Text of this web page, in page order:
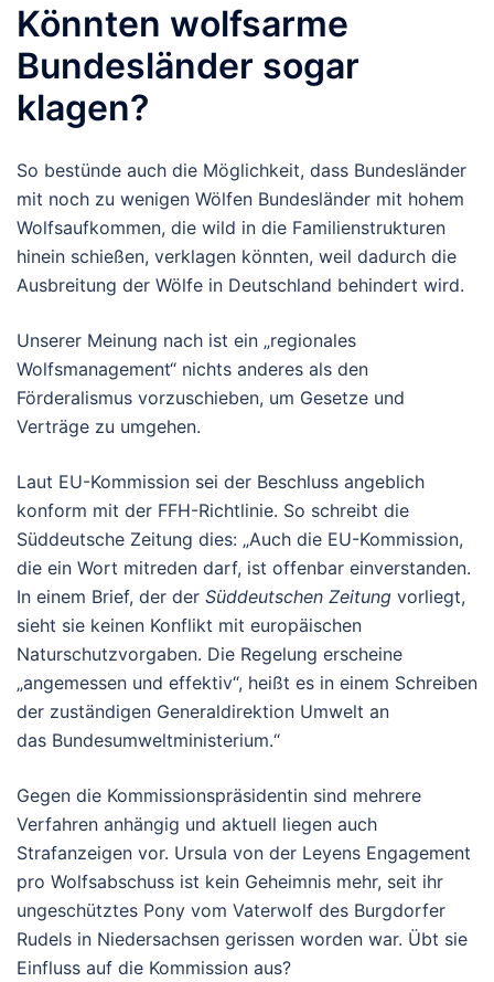
Könnten wolfsarme
Bundesländer sogar
klagen?
So bestünde auch die Möglichkeit, dass Bundesländer
mit noch zu wenigen Wölfen Bundesländer mit hohem
Wolfsaufkommen, die wild in die Familienstrukturen
hinein schießen, verklagen könnten, weil dadurch die
Ausbreitung der Wölfe in Deutschland behindert wird.
Unserer Meinung nach ist ein „regionales
Wolfsmanagement“ nichts anderes als den
Förderalismus vorzuschieben, um Gesetze und
Verträge zu umgehen.
Laut EU-Kommission sei der Beschluss angeblich
konform mit der FFH-Richtlinie. So schreibt die
Süddeutsche Zeitung dies: „Auch die EU-Kommission,
die ein Wort mitreden darf, ist offenbar einverstanden.
In einem Brief, der der Süddeutschen Zeitung vorliegt,
sieht sie keinen Konflikt mit europäischen
Naturschutzvorgaben. Die Regelung erscheine
„angemessen und effektiv“, heißt es in einem Schreiben
der zuständigen Generaldirektion Umwelt an
das Bundesumweltministerium.“
Gegen die Kommissionspräsidentin sind mehrere
Verfahren anhängig und aktuell liegen auch
Strafanzeigen vor. Ursula von der Leyens Engagement
pro Wolfsabschuss ist kein Geheimnis mehr, seit ihr
ungeschütztes Pony vom Vaterwolf des Burgdorfer
Rudels in Niedersachsen gerissen worden war. Übt sie
Einfluss auf die Kommission aus?